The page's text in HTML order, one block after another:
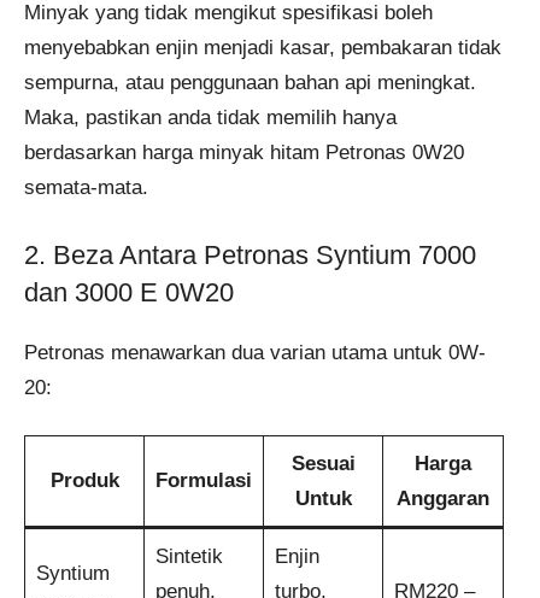
Minyak yang tidak mengikut spesifikasi boleh
menyebabkan enjin menjadi kasar, pembakaran tidak
sempurna, atau penggunaan bahan api meningkat.
Maka, pastikan anda tidak memilih hanya
berdasarkan harga minyak hitam Petronas 0W20
semata-mata.
2. Beza Antara Petronas Syntium 7000
dan 3000 E 0W20
Petronas menawarkan dua varian utama untuk 0W-
20:
Produk Formulasi
Sesuai
Untuk
Harga
Anggaran
Syntium
Sintetik
penuh,
Enjin
turbo,
RM220 –